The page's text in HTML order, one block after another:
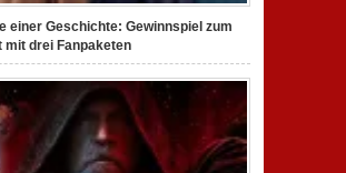
einer Geschichte: Gewinnspiel zum
mit drei Fanpaketen